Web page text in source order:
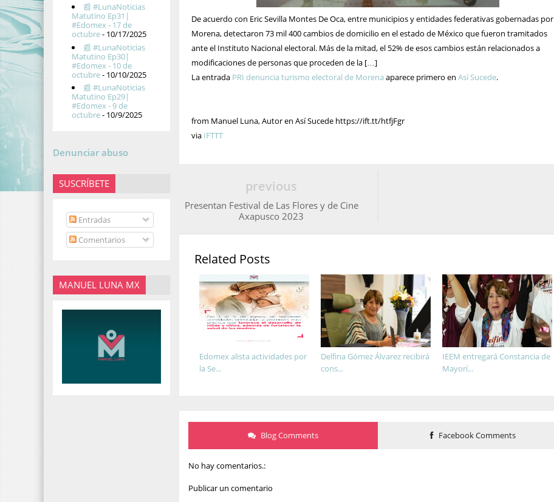
📰 #LunaNoticias
Matutino Ep31|
#Edomex - 17 de
octubre- 10/17/2025
📰 #LunaNoticias
Matutino Ep30|
#Edomex - 10 de
octubre- 10/10/2025
📰 #LunaNoticias
Matutino Ep29|
#Edomex - 9 de
octubre- 10/9/2025
Denunciar abuso
SUSCRÍBETE
Entradas
Comentarios
MANUEL LUNA MX
De acuerdo con Eric Sevilla Montes De Oca, entre municipios y entidades federativas gobernadas por
Morena, detectaron 73 mil 400 cambios de domicilio en el estado de México que fueron tramitados
ante el Instituto Nacional electoral. Más de la mitad, el 52% de esos cambios están relacionados a
modificaciones de personas que proceden de la […]
La entrada PRI denuncia turismo electoral de Morena aparece primero enAsí Sucede.
from Manuel Luna, Autor en Así Sucede https://ift.tt/htfjFgr
via IFTTT
previous
Presentan Festival de Las Flores y de Cine
Axapusco 2023
Related Posts
IEEM entregará Constancia de
Mayorí...
Delfina Gómez Álvarez recibirá
cons...
Edomex alista actividades por
la Se...
Blog Comments Facebook Comments
No hay comentarios.:
Publicar un comentario